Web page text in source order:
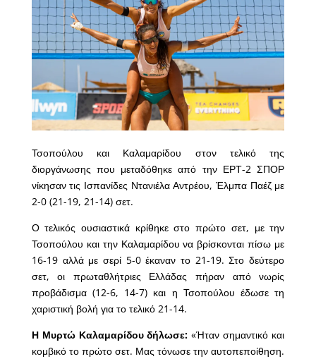
Τσοπούλου και Καλαμαρίδου στον τελικό της
διοργάνωσης που μεταδόθηκε από την ΕΡΤ-2 ΣΠΟΡ
νίκησαν τις Ισπανίδες Ντανιέλα Αντρέου, Έλμπα Παέζ με
2-0 (21-19, 21-14) σετ.
Ο τελικός ουσιαστικά κρίθηκε στο πρώτο σετ, με την
Τσοπούλου και την Καλαμαρίδου να βρίσκονται πίσω με
16-19 αλλά με σερί 5-0 έκαναν το 21-19. Στο δεύτερο
σετ, οι πρωταθλήτριες Ελλάδας πήραν από νωρίς
προβάδισμα (12-6, 14-7) και η Τσοπούλου έδωσε τη
χαριστική βολή για το τελικό 21-14.
Η Μυρτώ Καλαμαρίδου δήλωσε: «Ήταν σημαντικό και
κομβικό το πρώτο σετ. Μας τόνωσε την αυτοπεποίθηση.